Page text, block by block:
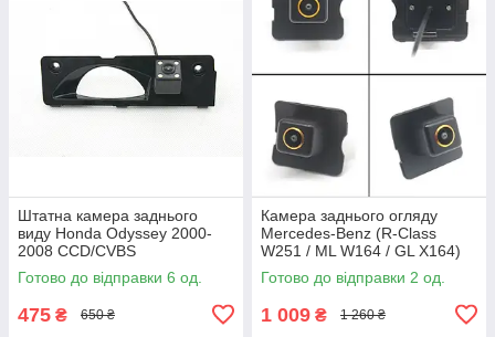
Штатна камера заднього
виду Honda Odyssey 2000-
2008 CCD/CVBS
Готово до відправки 6 од.
475 ₴ 650 ₴
Камера заднього огляду
Mercedes-Benz (R-Class
W251 / ML W164 / GL X164)
Готово до відправки 2 од.
1 009 ₴ 1 260 ₴